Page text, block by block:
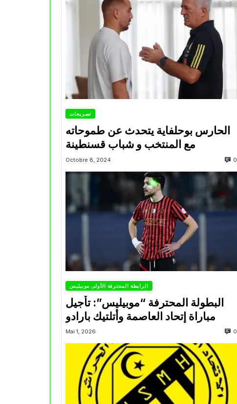
تصريحات
الحارس بوحلفاية يتحدث عن طموحاته
مع المنتخب و شباب قسنطينة
Octobre 8, 2024 0
الرابطة المحترفة الأولى موبيليس
البطولة المحترفة “موبيليس”: تأجيل
مباراة إتحاد العاصمة وأتلتيك بارادو
Mai 1, 2026 0